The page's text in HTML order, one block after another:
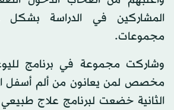
مجموعات.
مخصص لمن يعانون من ألم أسفل
الثانية خضعت لبرنامج علاج